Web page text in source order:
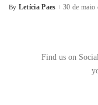
By Letícia Paes 30 de maio
Find us on